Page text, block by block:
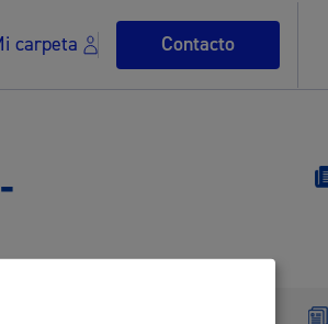
carpeta Contacto
y multas